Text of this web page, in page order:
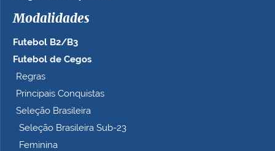
o
o
m
e
t
Modalidades
Futebol B2/B3
Futebol de Cegos
Regras
Principais Conquistas
Seleção Brasileira
Seleção Brasileira Sub-23
Feminina